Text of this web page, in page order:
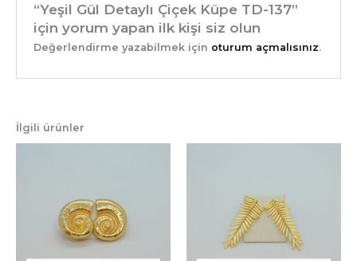
“Yeşil Gül Detaylı Çiçek Küpe TD-137”
için yorum yapan ilk kişi siz olun
Değerlendirme yazabilmek için oturum açmalısınız.
İlgili ürünler